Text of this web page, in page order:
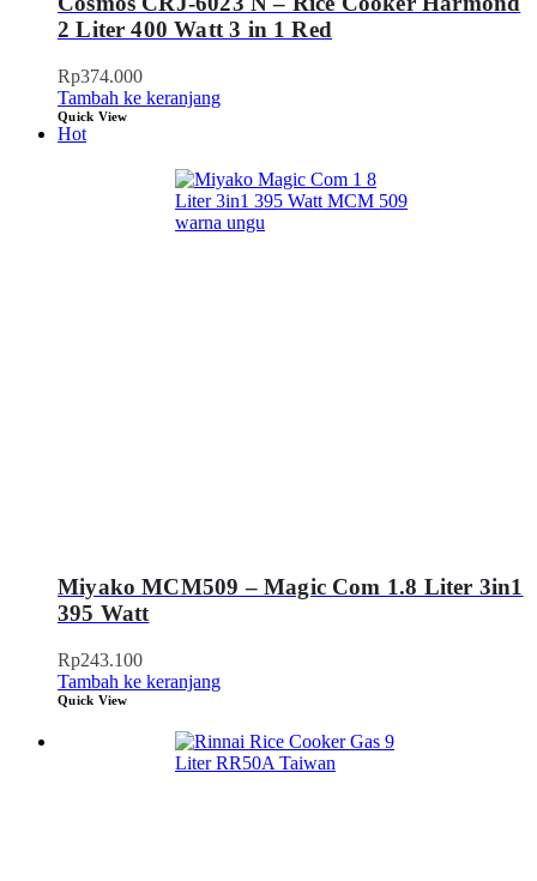
2 Liter 400 Watt 3 in 1 Red
Rp374.000
Tambah ke keranjang
Quick View
Hot
Miyako MCM509 – Magic Com 1.8 Liter 3in1
395 Watt
Rp243.100
Tambah ke keranjang
Quick View